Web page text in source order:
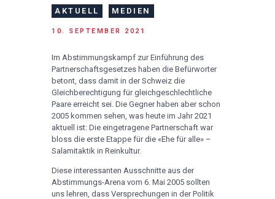
AKTUELL MEDIEN
10. SEPTEMBER 2021
Im Abstimmungskampf zur Einführung des
Partnerschaftsgesetzes haben die Befürworter
betont, dass damit in der Schweiz die
Gleichberechtigung für gleichgeschlechtliche
Paare erreicht sei. Die Gegner haben aber schon
2005 kommen sehen, was heute im Jahr 2021
aktuell ist: Die eingetragene Partnerschaft war
bloss die erste Etappe für die «Ehe für alle» –
Salamitaktik in Reinkultur.
Diese interessanten Ausschnitte aus der
Abstimmungs-Arena vom 6. Mai 2005 sollten
uns lehren, dass Versprechungen in der Politik